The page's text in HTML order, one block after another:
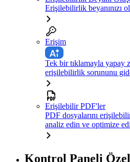
Erişilebilirlik beyanınızı
Erişim
Tek bir tıklamayla yapay
erişilebilirlik sorununu
Erişilebilir PDF'ler
PDF dosyalarını
analiz edin ve optimize
Kontrol Paneli